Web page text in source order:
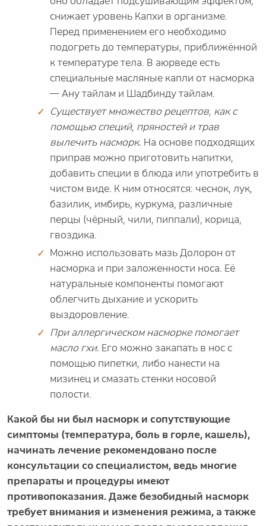
снижает уровень Капхи в организме.
Перед применением его необходимо
подогреть до температуры, приближённой
к температуре тела. В аюрведе есть
специальные масляные капли от насморка
— Ану тайлам и Шадбинду тайлам.
Существует множество рецептов, как с
помощью специй, пряностей и трав
вылечить насморк. На основе подходящих
приправ можно приготовить напитки,
добавить специи в блюда или употребить в
чистом виде. К ним относятся: чеснок, лук,
базилик, имбирь, куркума, различные
перцы (чёрный, чили, пиппали), корица,
гвоздика.
Можно использовать мазь Долорон от
насморка и при заложенности носа. Её
натуральные компоненты помогают
облегчить дыхание и ускорить
выздоровление.
При аллергическом насморке помогает
масло гхи. Его можно закапать в нос с
помощью пипетки, либо нанести на
мизинец и смазать стенки носовой
полости.
Какой бы ни был насморк и сопутствующие
симптомы (температура, боль в горле, кашель),
начинать лечение рекомендовано после
консультации со специалистом, ведь многие
препараты и процедуры имеют
противопоказания. Даже безобидный насморк
требует внимания и изменения режима, а также